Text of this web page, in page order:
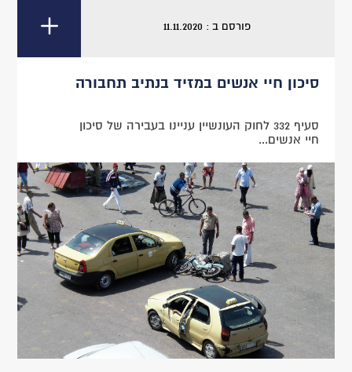
פורסם ב : 11.11.2020
סיכון חיי אנשים במזיד בנתיב תחבורה
סעיף 332 לחוק העונשיין עניינו בעבירה של סיכון
חיי אנשים...